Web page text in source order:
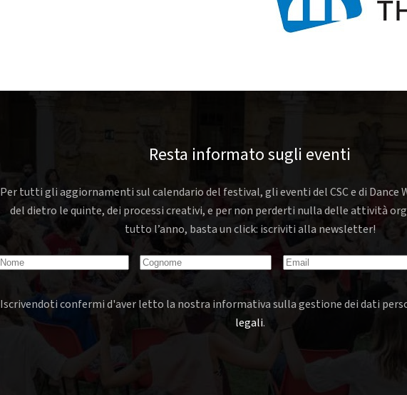
Resta informato sugli eventi
Per tutti gli aggiornamenti sul calendario del festival, gli eventi del CSC e di Dance
del dietro le quinte, dei processi creativi, e per non perderti nulla delle attività
tutto l’anno, basta un click: iscriviti alla newsletter!
Iscrivendoti confermi d'aver letto la nostra informativa sulla gestione dei dati
legali.